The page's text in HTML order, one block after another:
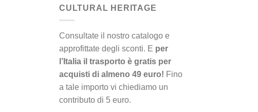
CULTURAL HERITAGE
Consultate il nostro catalogo e
approfittate degli sconti. E per
l’Italia il trasporto è gratis per
acquisti di almeno 49 euro! Fino
a tale importo vi chiediamo un
contributo di 5 euro.